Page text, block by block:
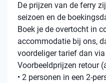
De prijzen van de ferry
seizoen en de
Boek je de overtocht in
accommodatie bij ons,
voordeliger tarief dan
Voorbeeldprijzen retour
• 2 personen in een 2-